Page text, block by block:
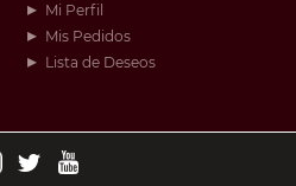
Mi Perfil
Mis Pedidos
Lista de Deseos